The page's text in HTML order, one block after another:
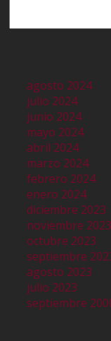
agosto 2024
julio 2024
junio 2024
mayo 2024
abril 2024
marzo 2024
febrero 2024
enero 2024
diciembre 2023
noviembre 2023
octubre 2023
septiembre
agosto 2023
julio 2023
septiembre